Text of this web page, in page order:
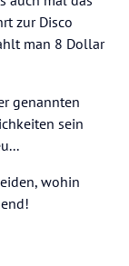
zur Disco
man 8 Dollar
genannten
sein
wohin